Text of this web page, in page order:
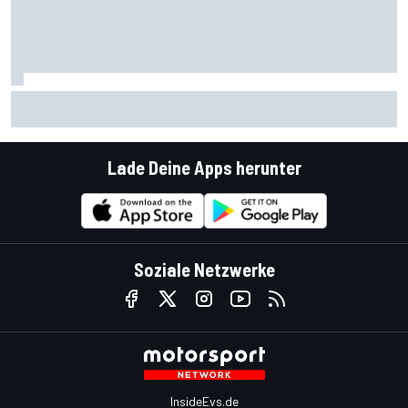
Lade Deine Apps herunter
Soziale Netzwerke
InsideEvs.de